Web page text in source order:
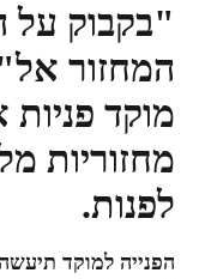
"בקבוק
המחזור
מוקד פניות
מחזוריות
לפנות.
הפנייה למוקד